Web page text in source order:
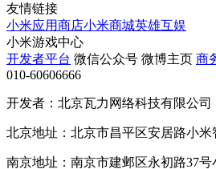
友情链接
小米应用商店小米商城英雄互娱
小米游戏中心
开发者平台 微信公众号 微博主页 商
010-60606666
开发者：北京瓦力网络科技有限公司
北京地址：北京市昌平区安居路小米
南京地址：南京市建邺区永初路37号